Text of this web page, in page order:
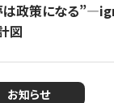
政策になる
図
お知らせ